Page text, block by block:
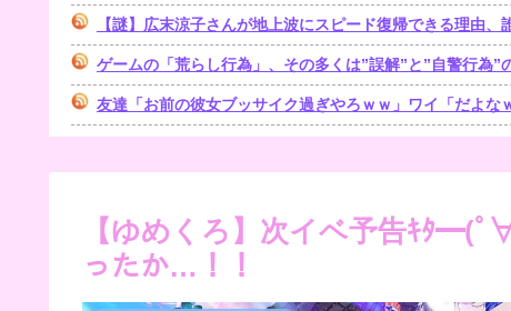
【謎】広末涼子さんが地上波にスピード復帰できる理由、
ゲームの「荒らし行為」、その多くは”誤解”と”自警行為”
友達「お前の彼女ブッサイク過ぎやろｗｗ」ワイ「だよなｗ
【ゆめくろ】次イベ予告ｷﾀ━(
ったか…！！